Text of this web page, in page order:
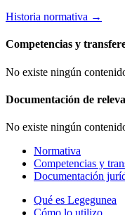
Historia normativa →
Competencias y
No existe ningún
Documentación de
No existe ningún
Normativa
Competencias y
Documentación
Qué es Legegunea